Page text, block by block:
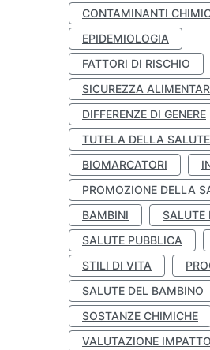
CONTAMINANTI
EPIDEMIOLOGIA
FATTORI DI RISCHIO
SICUREZZA
DIFFERENZE DI GENERE
TUTELA DELLA SALUTE
BIOMARCATORI
PROMOZIONE DELLA
BAMBINI
SALUTE
SALUTE PUBBLICA
STILI DI VITA
SALUTE DEL BAMBINO
SOSTANZE CHIMICHE
VALUTAZIONE